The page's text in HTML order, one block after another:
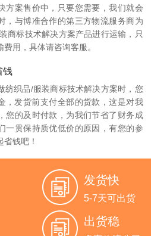
方案售价中，只要您需要，我们就会
，与博准合作的第三方物流服务商为
商标技术解决方案产品进行运输，只
用，具体请咨询客服。
钱
纺织品/服装商标技术解决方案时，您
，发货前支付全部的货款，这是对我
您的及时付款，为我们节省了财务成
一贯保持质优低价的原因，有您的参
钱吧！
发货快
5-7天可出货
出货稳